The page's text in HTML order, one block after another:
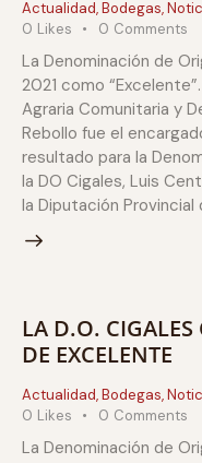
Actualidad,Bodegas,
0 Likes 0 Comments
La Denominación de
2021 como
Agraria Comunitaria y
Rebollo fue el
resultado para la
la DO Cigales, Luis
la Diputación
LA D.O.
DE EXCELENTE
Actualidad,Bodegas,
0 Likes 0 Comments
La Denominación de